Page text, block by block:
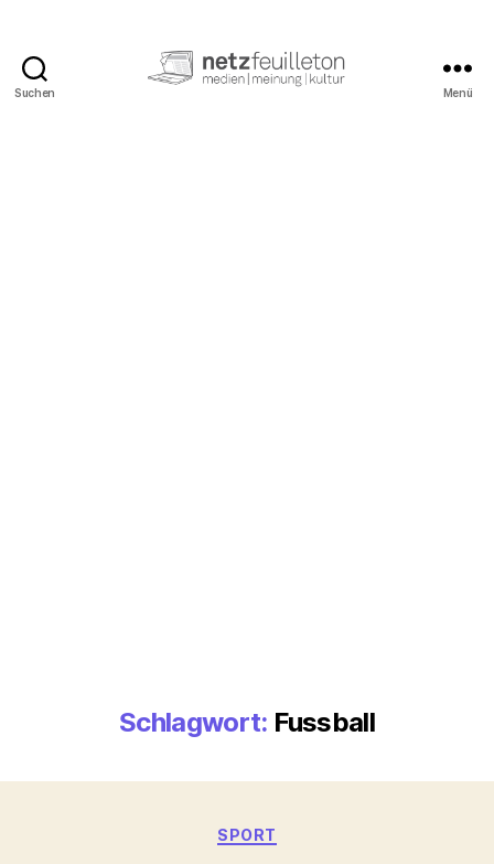
Suchen Menü
Schlagwort: Fussball
Kategorien
SPORT